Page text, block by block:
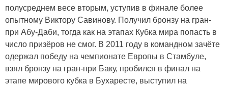
полусреднем весе вторым, уступив в финале более
опытному Виктору Савинову. Получил бронзу на гран-
при Абу-Даби, тогда как на этапах Кубка мира попасть в
число призёров не смог. В 2011 году в командном зачёте
одержал победу на чемпионате Европы в Стамбуле,
взял бронзу на гран-при Баку, пробился в финал на
этапе мирового кубка в Бухаресте, выступил на